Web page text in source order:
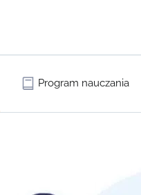
Program nauczania